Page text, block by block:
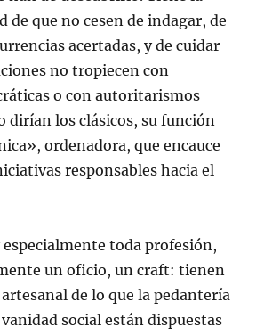
de que no cesen de indagar, de
acertadas, y de cuidar
no tropiecen con
o con autoritarismos
dirían los clásicos, su función
ordenadora, que encauce
responsables hacia el
especialmente toda profesión,
un oficio, un craft: tienen
de lo que la pedantería
social están dispuestas